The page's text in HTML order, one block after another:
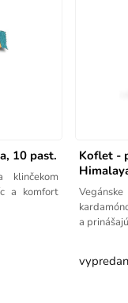
10 past.
a komfort
Koflet -
a